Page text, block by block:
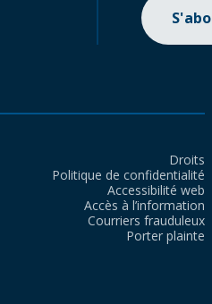
Droits
Politique de confidentialité
Accessibilité web
Accès à l’information
Courriers frauduleux
Porter plainte